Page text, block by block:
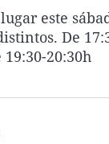
este
De
19:30-20:30h